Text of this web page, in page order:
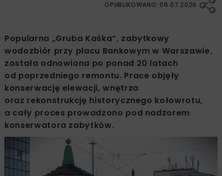
OPUBLIKOWANO: 06.07.2026
Popularna „Gruba Kaśka”, zabytkowy
wodozbiór przy placu Bankowym w Warszawie,
została odnowiona po ponad 20 latach
od poprzedniego remontu. Prace objęły
konserwację elewacji, wnętrza
oraz rekonstrukcję historycznego kołowrotu,
a cały proces prowadzono pod nadzorem
konserwatora zabytków.